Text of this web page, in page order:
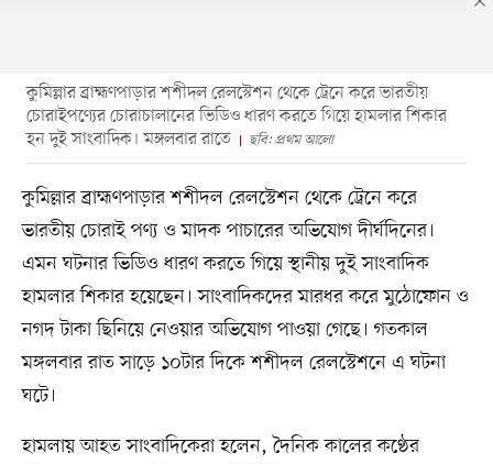
​কুমিল্লার ব্রাহ্মণপাড়ার শশীদল রেলস্টেশন থেকে ট্রেনে করে ভারতীয়
চোরাইপণ্যের চোরাচালানের ভিডিও ধারণ করতে গিয়ে হামলার শিকার
হন দুই সাংবাদিক। মঙ্গলবার রাতে
ছবি: প্রথম আলো
কুমিল্লার ব্রাহ্মণপাড়ার শশীদল রেলস্টেশন থেকে ট্রেনে করে
ভারতীয় চোরাই পণ্য ও মাদক পাচারের অভিযোগ দীর্ঘদিনের।
এমন ঘটনার ভিডিও ধারণ করতে গিয়ে স্থানীয় দুই সাংবাদিক
হামলার শিকার হয়েছেন। সাংবাদিকদের মারধর করে মুঠোফোন ও
নগদ টাকা ছিনিয়ে নেওয়ার অভিযোগ পাওয়া গেছে। গতকাল
মঙ্গলবার রাত সাড়ে ১০টার দিকে শশীদল রেলস্টেশনে এ ঘটনা
ঘটে।
হামলায় আহত সাংবাদিকেরা হলেন, দৈনিক কালের কণ্ঠের